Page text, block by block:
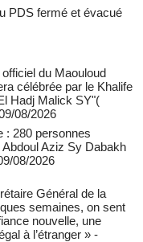
PDS fermé et évacué
du Maouloud
célébrée par le Khalife
Hadj Malick SY"(
08/2026
: 280 personnes
Abdoul Aziz Sy Dabakh
08/2026
Général de la
semaines, on sent
nouvelle, une
à l’étranger » -